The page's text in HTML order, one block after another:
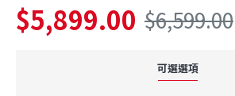
$5,899.00 $6,599.00
可選選項